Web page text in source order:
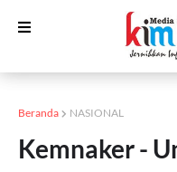
Beranda NASIONAL
Kemnaker -